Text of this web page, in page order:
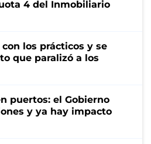
4 del Inmobiliario
los prácticos y se
que paralizó a los
puertos: el Gobierno
y ya hay impacto